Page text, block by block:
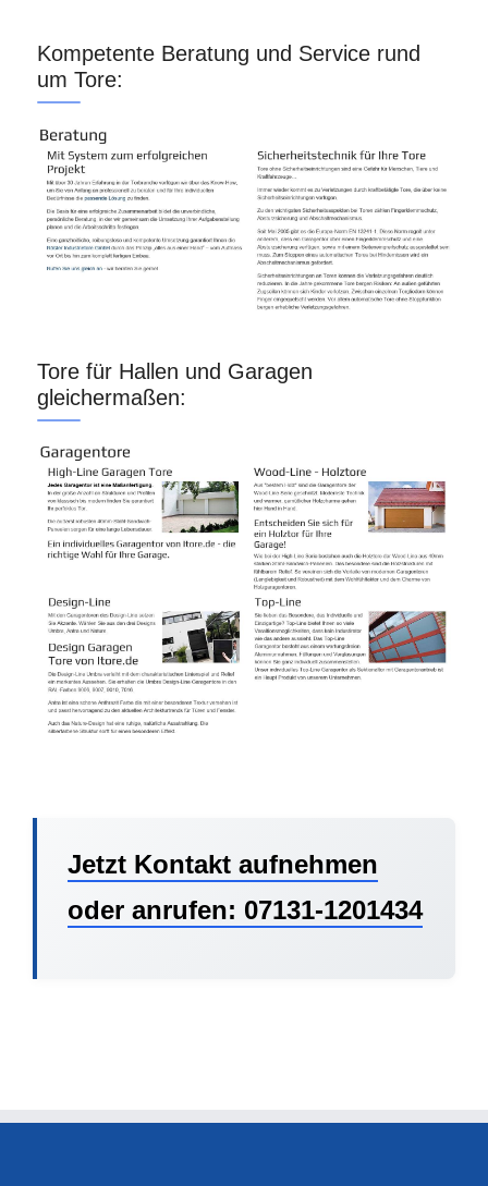
Kompetente Beratung und Service rund
um Tore:
Tore für Hallen und Garagen
gleichermaßen:
Jetzt Kontakt aufnehmen
oder anrufen: 07131-1201434